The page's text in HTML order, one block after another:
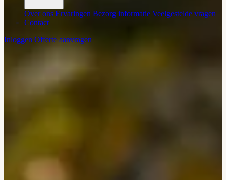
Over ons Ervaringen Bezorg informatie Veelgestelde vragen
Contact
Inloggen Offerte aanvragen